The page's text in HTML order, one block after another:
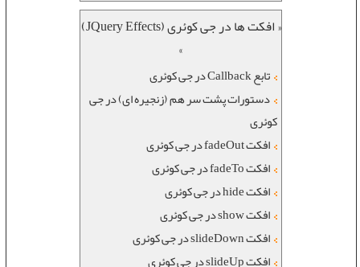
« افکت ها در جی کوئری (JQuery Effects)
»
تابع Callback در جی کوئری
دستورات پشت سر هم (زنجیره ای) در جی
کوئری
افکت fadeOut در جی کوئری
افکت fadeTo در جی کوئری
افکت hide در جی کوئری
افکت show در جی کوئری
افکت slideDown در جی کوئری
افکت slideUp در جی کوئری